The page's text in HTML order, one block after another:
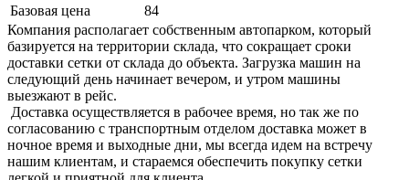
Базовая цена
84
Компания располагает собственным автопарком, который
базируется на территории склада, что сокращает сроки
доставки сетки от склада до объекта. Загрузка машин на
следующий день начинает вечером, и утром машины
выезжают в рейс.
Доставка осуществляется в рабочее время, но так же по
согласованию с транспортным отделом доставка может в
ночное время и выходные дни, мы всегда идем на встречу
нашим клиентам, и стараемся обеспечить покупку сетки